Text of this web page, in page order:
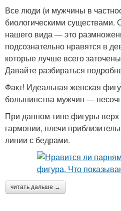
Все люди (и мужчины в
биологическими существами.
нашего вида — это
подсознательно нравятся в
которые лучше всего
Давайте разбираться
Факт! Идеальная женская
большинства мужчин —
При данном типе фигуры верх
гармонии, плечи
линии с бедрами.
читать дальше →